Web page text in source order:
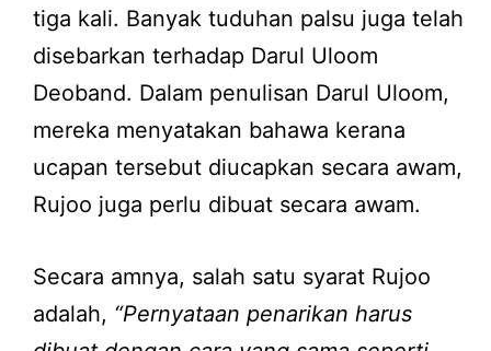
tiga kali. Banyak tuduhan palsu juga telah
disebarkan terhadap Darul Uloom
Deoband. Dalam penulisan Darul Uloom,
mereka menyatakan bahawa kerana
ucapan tersebut diucapkan secara awam,
Rujoo juga perlu dibuat secara awam.
Secara amnya, salah satu syarat Rujoo
adalah, “Pernyataan penarikan harus